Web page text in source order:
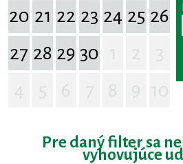
20 21 22 23 24 25 26
27 28 29 30
Pre daný filter sa
vyhovujúce